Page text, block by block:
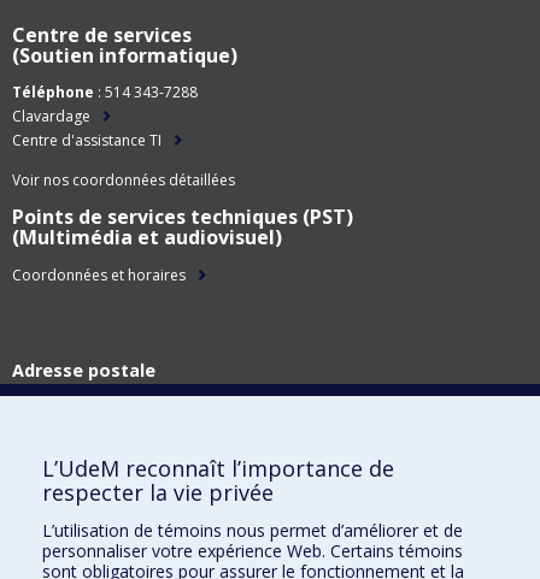
Centre de services
(Soutien informatique)
Téléphone : 514 343-7288
Clavardage
Centre d'assistance TI
Voir nos coordonnées détaillées
Points de services techniques (PST)
(Multimédia et audiovisuel)
Coordonnées et horaires
Adresse postale
Technologies de l'information
Montréal (Québec)
H3C 3J7
Adresse civique
Technologies de l'information
L’UdeM reconnaît l’importance de
respecter la vie privée
L’utilisation de témoins nous permet d’améliorer et de
personnaliser votre expérience Web. Certains témoins
sont obligatoires pour assurer le fonctionnement et la